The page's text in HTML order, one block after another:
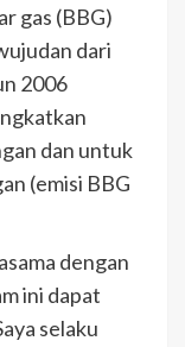
gas (BBG)
dari
2006
dan untuk
(emisi BBG
dengan
ini dapat
selaku